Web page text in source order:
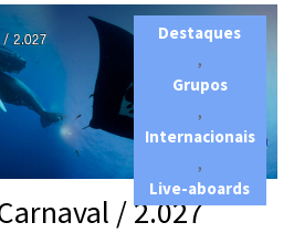
Destaques
,
Grupos
,
Internacionais
,
Live-aboards
/ 2.027